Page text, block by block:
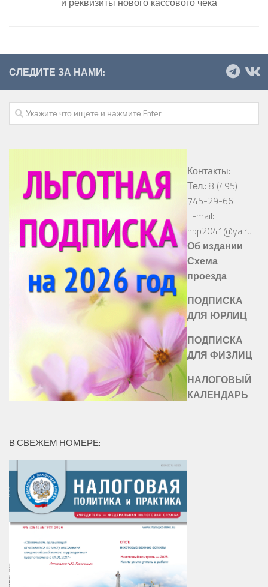
СЛЕДИТЕ ЗА НАМИ:
Контакты:
Тел.: 8 (495)
745-29-66
E-mail:
npp2041@ya.ru
Об издании
Схема
проезда
ПОДПИСКА
ДЛЯ ЮРЛИЦ
ПОДПИСКА
ДЛЯ ФИЗЛИЦ
НАЛОГОВЫЙ
КАЛЕНДАРЬ
В СВЕЖЕМ НОМЕРЕ: